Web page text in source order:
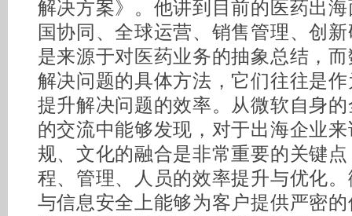
解决方案》。他讲到目前的医药出
国协同、全球运营、销售管理、创
是来源于对医药业务的抽象总结，
解决问题的具体方法，它们往往是
提升解决问题的效率。从微软自身
的交流中能够发现，对于出海企业
规、文化的融合是非常重要的关键
程、管理、人员的效率提升与优化
与信息安全上能够为客户提供严密